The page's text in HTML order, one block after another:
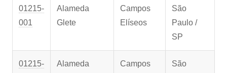
01215-
001
Alameda
Glete
Campos
Elíseos
São
Paulo /
SP
01215-
Alameda
Campos
São